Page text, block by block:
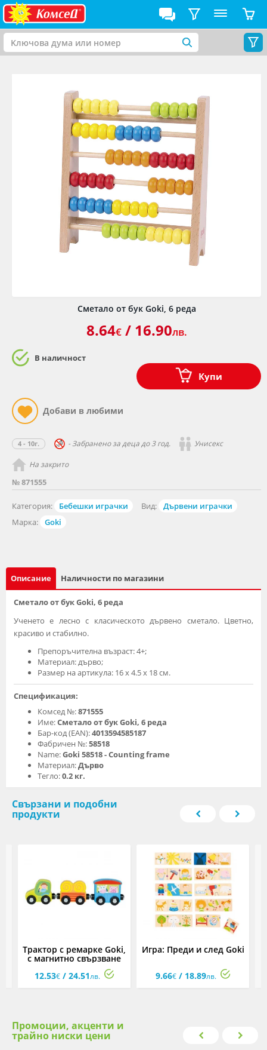
Сметало от бук Goki, 6 реда
№ 871555
Категория: Бебешки играчки Вид:
Дървени играчки
Марка:
Goki
4 - 10г. - Забранено за деца до 3 год. Унисекс
На закрито
8.64€/ 16.90лв.
В наличност
Купи
Описание Наличности по магазини
Сметало от бук Goki, 6 реда
Ученето е лесно с класическото дървено сметало. Цветно,
красиво и стабилно.
Препоръчителна възраст: 4+;
Материал: дърво;
Размер на артикула: 16 х 4.5 х 18 см.
Спецификация:
Комсед №:871555
Име:Сметало от бук Goki, 6 реда
Бар-код (EAN):4013594585187
Фабричен №:58518
Name:Goki 58518 - Counting frame
Материал:Дърво
Тегло:0.2 кг.
Свързани и подобни
продукти
Трактор с ремарке Goki,
с магнитно свързване
12.53€/ 24.51лв.
Игра: Преди и след Goki
9.66€/ 18.89лв.
Промоции, акценти и
трайно ниски цени